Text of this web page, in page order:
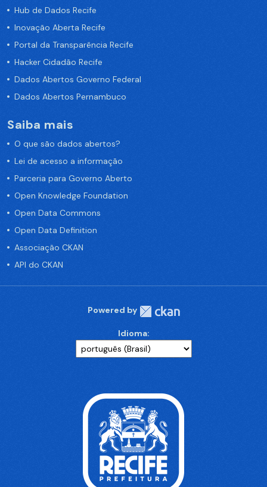
Hub de Dados Recife
Inovação Aberta Recife
Portal da Transparência Recife
Hacker Cidadão Recife
Dados Abertos Governo Federal
Dados Abertos Pernambuco
Saiba mais
O que são dados abertos?
Lei de acesso a informação
Parceria para Governo Aberto
Open Knowledge Foundation
Open Data Commons
Open Data Definition
Associação CKAN
API do CKAN
Powered by
Idioma